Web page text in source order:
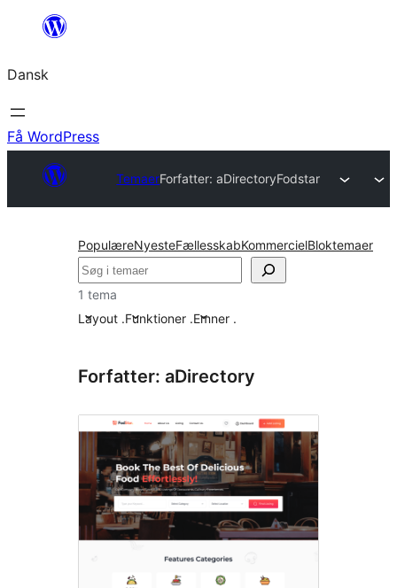
Spring
indhold
Dansk
Få WordPress
TemaerForfatter: aDirectoryFodstar
PopulæreNyesteFællesskabKommercielBloktemaer
Søg
1 tema
Layout .Funktioner .Emner .
Forfatter: aDirectory